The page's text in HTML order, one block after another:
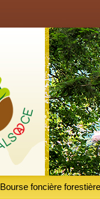
Bourse foncière forestière